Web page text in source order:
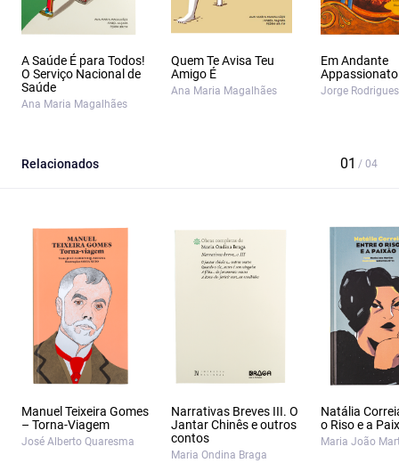
A Saúde É para Todos!
O Serviço Nacional de
Saúde
Ana Maria Magalhães
Quem Te Avisa Teu
Amigo É
Ana Maria Magalhães
Em Andante
Appassionato
Jorge Rodrigues
Relacionados
Manuel Teixeira Gomes
– Torna-Viagem
José Alberto Quaresma
Narrativas Breves III. O
Jantar Chinês e outros
contos
Maria Ondina Braga
Natália
o Riso e a
Maria João